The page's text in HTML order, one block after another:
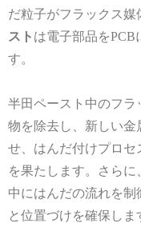
だ粒子がフラックス媒
スト は電子部品をPCB
す。
半田ペースト 中のフラ
物を除去し、新しい金
せ、はんだ付けプロ
を果たします。さら
中にはんだの流れを
と位置づけを確保しま